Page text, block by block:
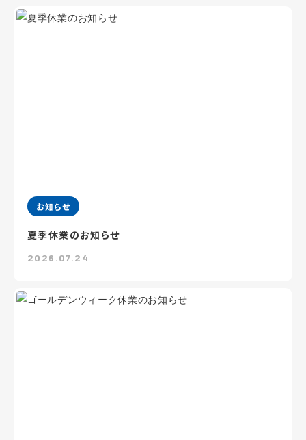
お知らせ
夏季休業のお知らせ
2026.07.24